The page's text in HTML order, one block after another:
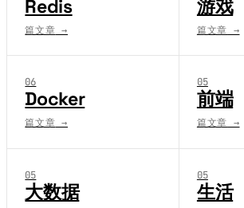
Redis
篇文章 →
游戏
篇文章 →
06
Docker
篇文章 →
05
前端
篇文章 →
05
大数据
05
生活